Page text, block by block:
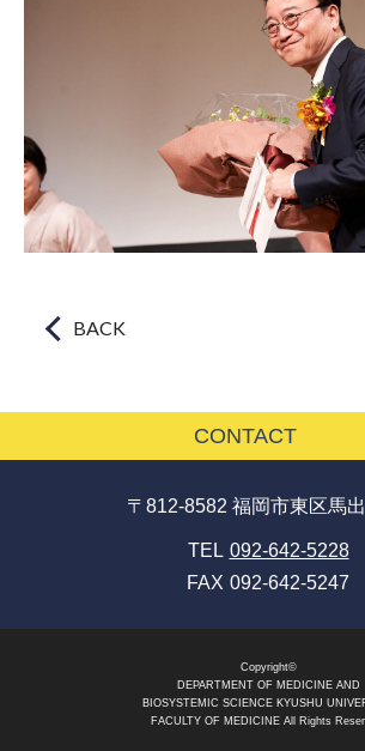
BACK
〒812-8582 福岡市東区馬
TEL 092-642-5228
FAX 092-642-5247
Copyright©
DEPARTMENT OF MEDICINE AND
BIOSYSTEMIC SCIENCE KYUSHU
FACULTY OF MEDICINE All Rights
CONTACT